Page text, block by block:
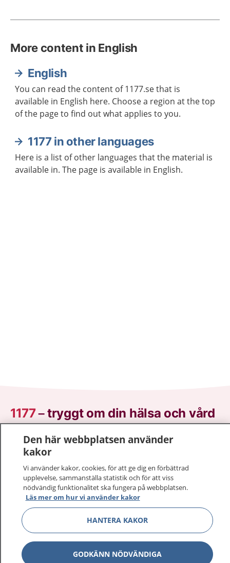
More content in English
English
You can read the content of 1177.se that is
available in English here. Choose a region at the top
of the page to find out what applies to you.
1177 in other languages
Here is a list of other languages that the material is
available in. The page is available in English.
1177–tryggt om din hälsa och vård
På 1177.se får du råd om hälsa och information om
sjukdomar och vilka mottagningar du kan kontakta.
vårdärenden. Ring telefonnummer 1177 för
sjukvårdsrådgivning dygnet runt.
1177 ger dig råd när du vill må bättre.
Den här webbplatsen använder
kakor
Vi använder kakor, cookies, för att ge dig en förbättrad
upplevelse, sammanställa statistik och för att viss
nödvändig funktionalitet ska fungera på webbplatsen.
Läs mer om hur vi använder kakor
HANTERA KAKOR
GODKÄNN NÖDVÄNDIGA